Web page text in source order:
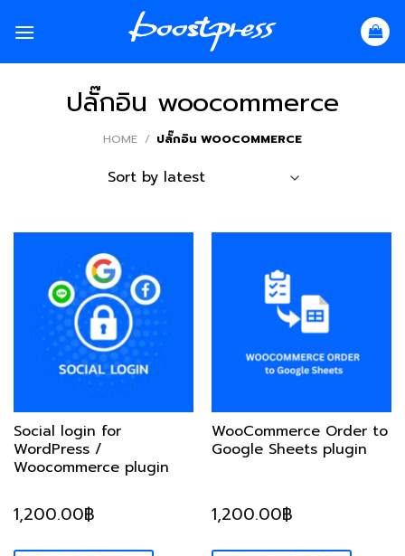
ปลั๊กอิน woocommerce
HOME / ปลั๊กอิน WOOCOMMERCE
Social login for
WordPress /
Woocommerce plugin
1,200.00฿
WooCommerce Order to
Google Sheets plugin
1,200.00฿